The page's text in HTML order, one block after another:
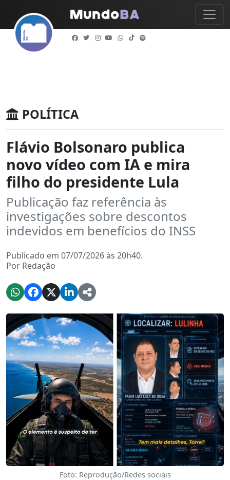
POLÍTICA
Flávio Bolsonaro publica
novo vídeo com IA e mira
filho do presidente Lula
Publicação faz referência às
investigações sobre descontos
indevidos em benefícios do INSS
Publicado em 07/07/2026 às 20h40.
Por Redação
Foto: Reprodução/Redes sociais